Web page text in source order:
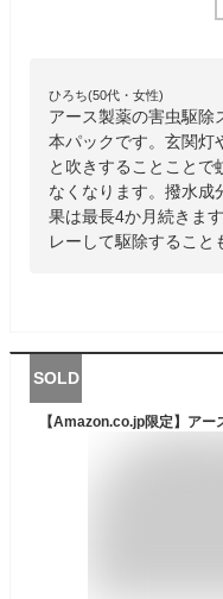
ひろち(50代・女性)
アース製薬の害虫駆除
本パックです。玄関灯
と吹きすることことで
なくなります。撥水成
果は最長4か月続きま
レーして駆除すること
SOLD